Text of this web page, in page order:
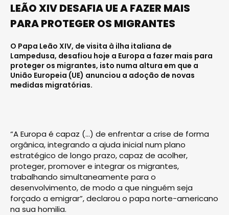
LEÃO XIV DESAFIA UE A FAZER MAIS
PARA PROTEGER OS MIGRANTES
O Papa Leão XIV, de visita à ilha italiana de
Lampedusa, desafiou hoje a Europa a fazer mais para
proteger os migrantes, isto numa altura em que a
União Europeia (UE) anunciou a adoção de novas
medidas migratórias.
“A Europa é capaz (...) de enfrentar a crise de forma
orgânica, integrando a ajuda inicial num plano
estratégico de longo prazo, capaz de acolher,
proteger, promover e integrar os migrantes,
trabalhando simultaneamente para o
desenvolvimento, de modo a que ninguém seja
forçado a emigrar”, declarou o papa norte-americano
na sua homilia.